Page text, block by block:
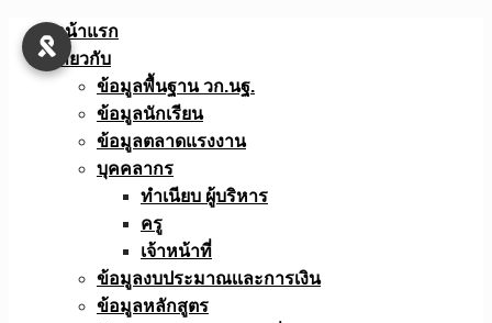
Skip
หน้าแรก
เกี่ยวกับ
ข้อมูลพื้นฐาน วก.นฐ.
ข้อมูลนักเรียน
ข้อมูลตลาดแรงงาน
บุคคลากร
ทำเนียบ ผู้บริหาร
ครู
เจ้าหน้าที่
ข้อมูลงบประมาณเเละการเงิน
ข้อมูลหลักสูตร